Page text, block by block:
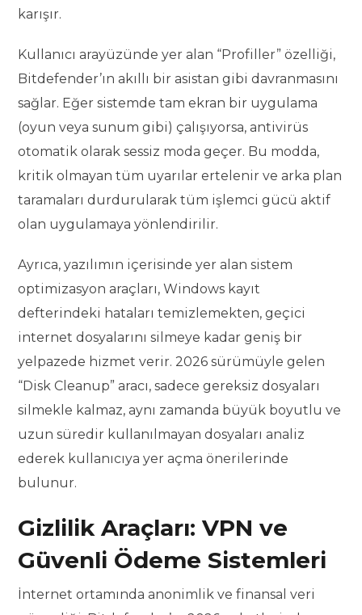
karışır.
Kullanıcı arayüzünde yer alan “Profiller” özelliği,
Bitdefender’ın akıllı bir asistan gibi davranmasını
sağlar. Eğer sistemde tam ekran bir uygulama
(oyun veya sunum gibi) çalışıyorsa, antivirüs
otomatik olarak sessiz moda geçer. Bu modda,
kritik olmayan tüm uyarılar ertelenir ve arka plan
taramaları durdurularak tüm işlemci gücü aktif
olan uygulamaya yönlendirilir.
Ayrıca, yazılımın içerisinde yer alan sistem
optimizasyon araçları, Windows kayıt
defterindeki hataları temizlemekten, geçici
internet dosyalarını silmeye kadar geniş bir
yelpazede hizmet verir. 2026 sürümüyle gelen
“Disk Cleanup” aracı, sadece gereksiz dosyaları
silmekle kalmaz, aynı zamanda büyük boyutlu ve
uzun süredir kullanılmayan dosyaları analiz
ederek kullanıcıya yer açma önerilerinde
bulunur.
Gizlilik Araçları: VPN ve
Güvenli Ödeme Sistemleri
İnternet ortamında anonimlik ve finansal veri